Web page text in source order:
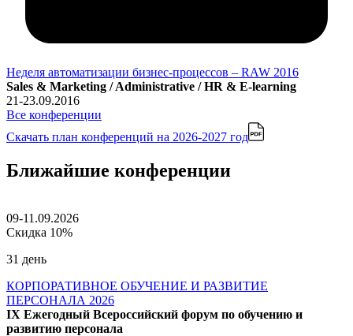
Неделя автоматизации бизнес-процессов – RAW 2016
Sales & Marketing / Administrative / HR & E-learning
21-23.09.2016
Все конференции
Скачать план конференций на 2026-2027 год
Ближайшие конференции
09-11.09.2026
Скидка 10%
31 день
КОРПОРАТИВНОЕ ОБУЧЕНИЕ И РАЗВИТИЕ
ПЕРСОНАЛА 2026
IX Ежегодный Всероссийский форум по обучению и
развитию персонала